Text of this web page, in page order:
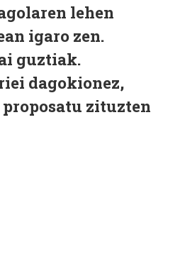
lehen
igaro zen.
guztiak.
dagokionez,
proposatu zituzten